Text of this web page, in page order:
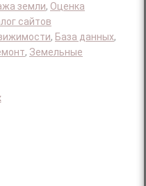
земли, Оценка
сайтов
, База данных,
, Земельные